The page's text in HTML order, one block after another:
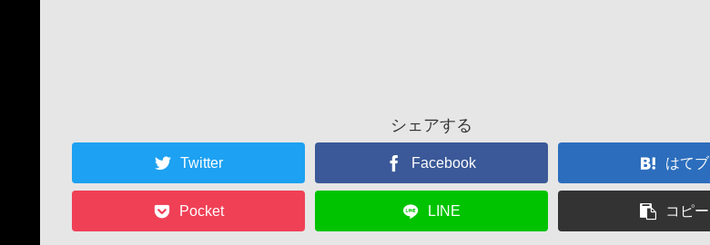
シェアする
Twitter Facebook はてブ
Pocket LINE コピー